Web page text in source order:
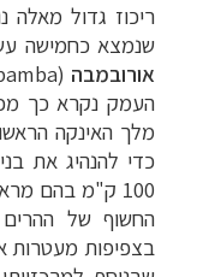
ריכוז גדול
שנמצא כחמישה
אורובמבה (
העמק נקרא כך
מלך האינקה
כדי להנהיג את
100 ק"מ בהם
החשוף של ההרים
בצפיפות מעטרות